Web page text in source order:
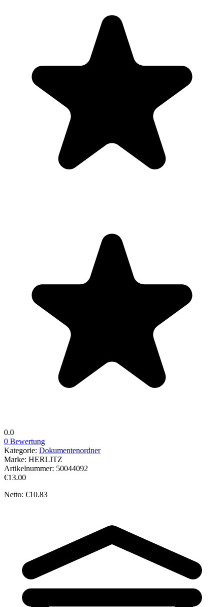
0.0
0 Bewertung
Kategorie: Dokumentenordner
Marke: HERLITZ
Artikelnummer: 50044092
€13.00
Netto: €10.83